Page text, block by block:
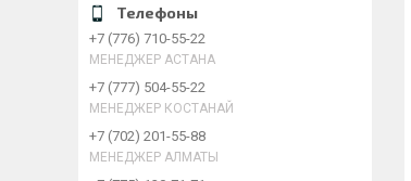
+7 (776) 710-55-22
МЕНЕДЖЕР АСТАНА
+7 (777) 504-55-22
МЕНЕДЖЕР КОСТАНАЙ
+7 (702) 201-55-88
МЕНЕДЖЕР АЛМАТЫ